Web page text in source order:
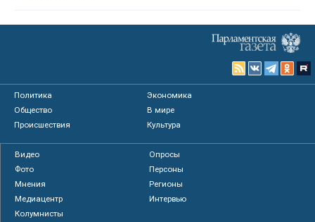
Политика
Экономика
Общество
В мире
Происшествия
Культура
Видео
Опросы
Фото
Персоны
Мнения
Регионы
Медиацентр
Интервью
Колумнисты